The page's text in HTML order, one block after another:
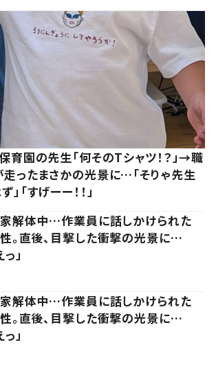
育園の先生「何そのTシャツ！？」→職
ったまさかの光景に…「そりゃ先生
「すげーー！！」
解体中…作業員に話しかけられた
。直後、目撃した衝撃の光景に…
っ」
解体中…作業員に話しかけられた
。直後、目撃した衝撃の光景に…
っ」